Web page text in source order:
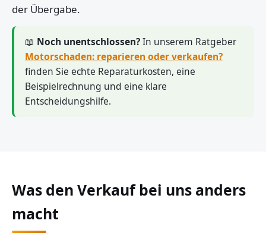
der Übergabe.
📖 Noch unentschlossen?In unserem Ratgeber
Motorschaden: reparieren oder verkaufen?
finden Sie echte Reparaturkosten, eine
Beispielrechnung und eine klare
Entscheidungshilfe.
Was den Verkauf bei uns anders
macht